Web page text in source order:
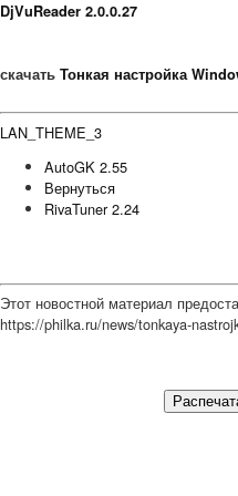
DjVuReader 2.0.0.27
скачать Тонкая настройка
LAN_THEME_3
AutoGK 2.55
Вернуться
RivaTuner 2.24
Этот новостной материал
https://philka.ru/news/tonkaya-